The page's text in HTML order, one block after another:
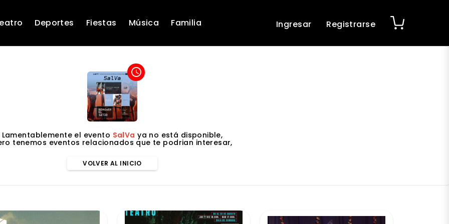
Deportes Fiestas Música Familia Ingresar Registrarse
access_time
Lamentablemente el evento SalVa ya no está disponible,
tenemos eventos relacionados que te podrian interesar,
VOLVER AL INICIO